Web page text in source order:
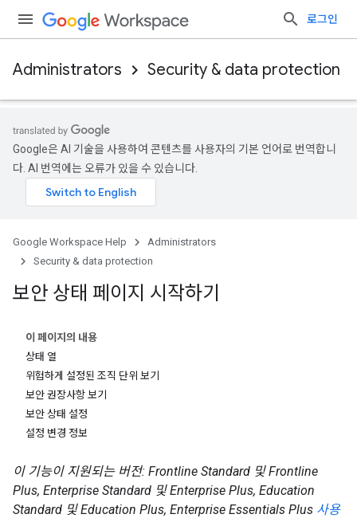
로그인
Administrators Security & data protection
Google은 AI 기술을 사용하여 콘텐츠를 사용자의 기본 언어로 번역합니
다. AI 번역에는 오류가 있을 수 있습니다.
Google Workspace Help
Administrators
Security & data protection
보안 상태 페이지 시작하기
이 페이지의 내용
상태 열
위험하게 설정된 조직 단위 보기
보안 권장사항 보기
보안 상태 설정
설정 변경 정보
이 기능이 지원되는 버전: Frontline Standard 및 Frontline
Plus, Enterprise Standard 및 Enterprise Plus, Education
Standard 및 Education Plus, Enterprise Essentials Plus 사용